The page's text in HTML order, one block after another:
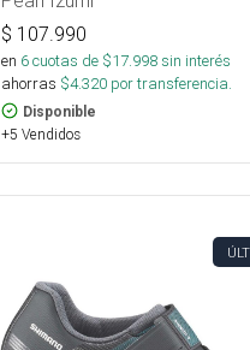
$ 107.990
en 6cuotas de $17.998sin interés
ahorras $4.320por transferencia.
Disponible
+5 Vendidos